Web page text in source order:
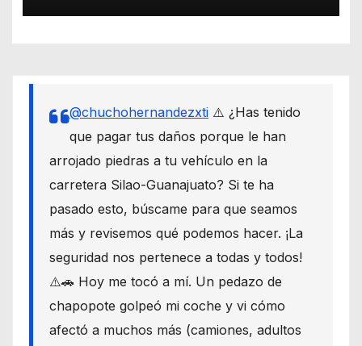
@chuchohernandezxti ⚠️ ¿Has tenido
que pagar tus daños porque le han
arrojado piedras a tu vehículo en la
carretera Silao-Guanajuato? Si te ha
pasado esto, búscame para que seamos
más y revisemos qué podemos hacer. ¡La
seguridad nos pertenece a todas y todos!
⚠️🚗 Hoy me tocó a mí. Un pedazo de
chapopote golpeó mi coche y vi cómo
afectó a muchos más (camiones, adultos